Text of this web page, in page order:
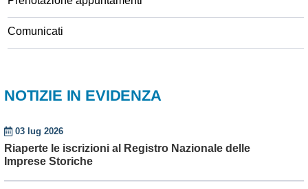
Comunicati
NOTIZIE IN EVIDENZA
03 lug 2026
Riaperte le iscrizioni al Registro Nazionale delle
Imprese Storiche